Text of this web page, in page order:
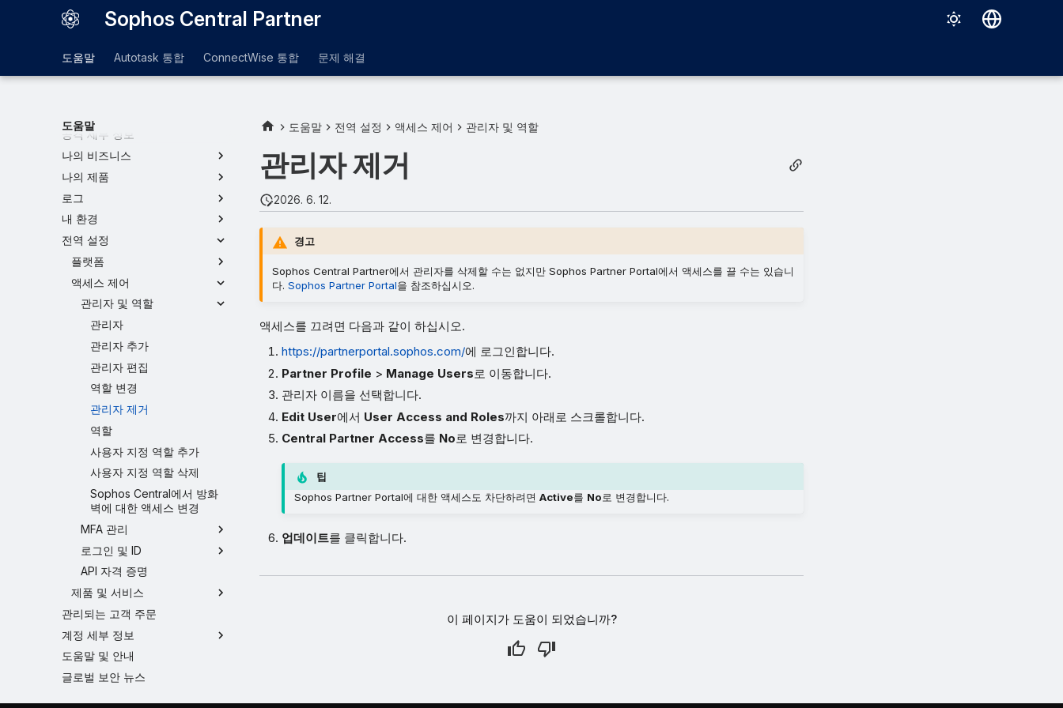
Sophos Central Partner
도움말 Autotask 통합 ConnectWise 통합 문제 해결
도움말
공격 세부 정보
나의 비즈니스
나의 제품
로그
내 환경
전역 설정
플랫폼
액세스 제어
관리자 및 역할
관리자
관리자 추가
관리자 편집
역할 변경
관리자 제거
역할
사용자 지정 역할 추가
사용자 지정 역할 삭제
Sophos Central에서 방화
벽에 대한 액세스 변경
MFA 관리
로그인 및 ID
API 자격 증명
제품 및 서비스
관리되는 고객 주문
계정 세부 정보
도움말 및 안내
글로벌 보안 뉴스
도움말 전역 설정 액세스 제어 관리자 및 역할
관리자 제거
2026. 6. 12.
경고
Sophos Central Partner에서 관리자를 삭제할 수는 없지만 Sophos Partner Portal에서 액세스를 끌 수는 있습니
다. Sophos Partner Portal을 참조하십시오.
액세스를 끄려면 다음과 같이 하십시오.
https://partnerportal.sophos.com/에 로그인합니다.
Partner Profile > Manage Users로 이동합니다.
관리자 이름을 선택합니다.
Edit User에서 User Access and Roles까지 아래로 스크롤합니다.
Central Partner Access를 No로 변경합니다.
팁
Sophos Partner Portal에 대한 액세스도 차단하려면Active를 No로 변경합니다.
업데이트를 클릭합니다.
이 페이지가 도움이 되었습니까?